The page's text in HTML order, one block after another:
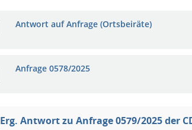
Antwort auf Anfrage (Ortsbeiräte)
Anfrage 0578/2025
Erg. Antwort zu Anfrage 0579/2025 der